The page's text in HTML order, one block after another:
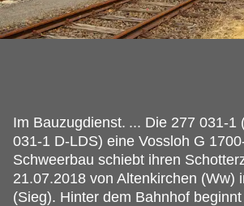
Im Bauzugdienst. ... Die 277 031-1
031-1 D-LDS) eine Vossloh G
Schweerbau schiebt ihren
21.07.2018 von Altenkirchen (Ww)
(Sieg). Hinter dem Bahnhof